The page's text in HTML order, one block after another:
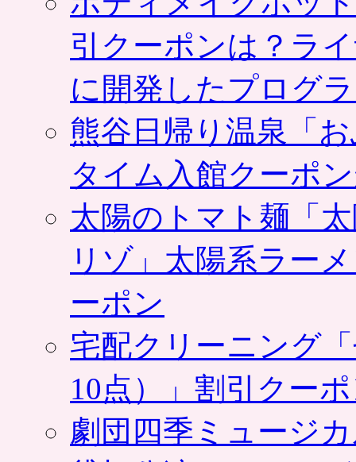
引クーポンは？ラ
に開発したプログ
熊谷日帰り温泉「
タイム入館クーポ
太陽のトマト麺「
リゾ」太陽系ラー
ーポン
宅配クリーニング
10点）」割引クー
劇団四季ミュージ